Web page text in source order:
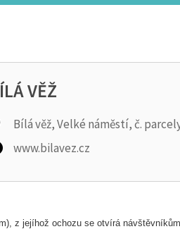
VĚŽ
Bílá věž, Velké náměstí, č.
www.bilavez.cz
z jejíhož ochozu se otvírá